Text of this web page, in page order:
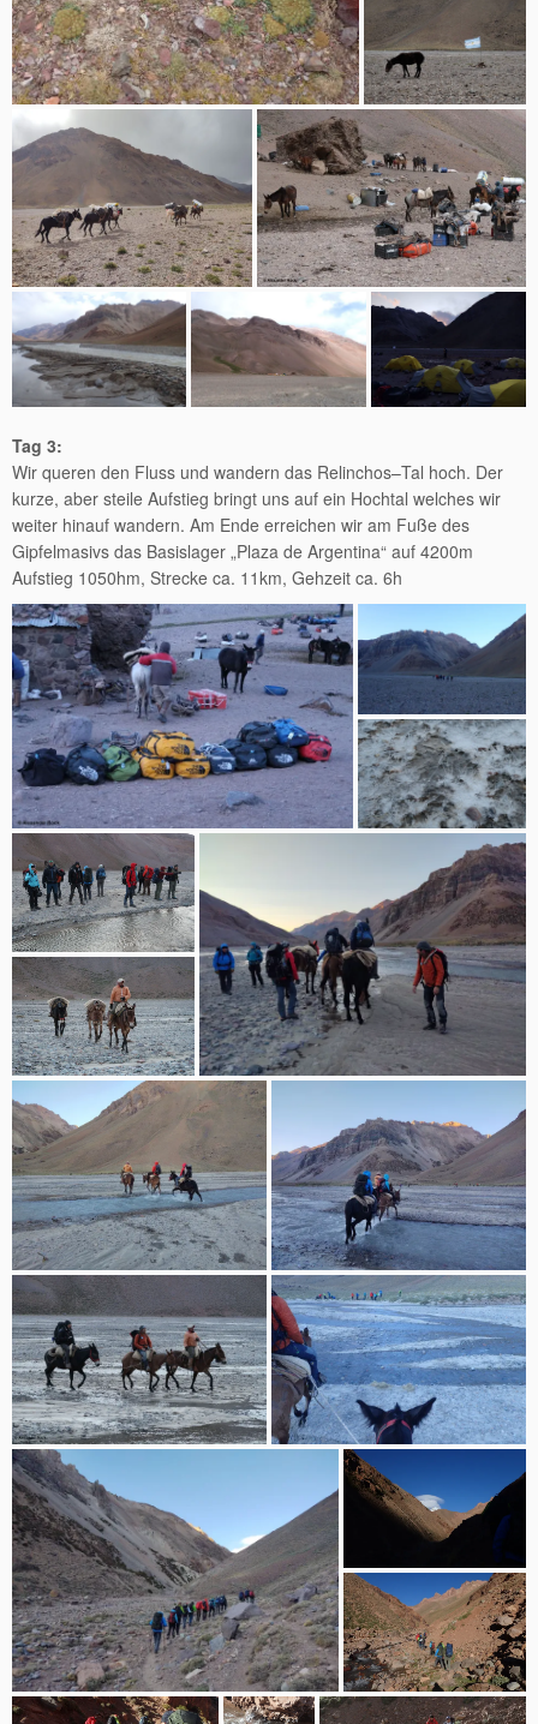
Tag 3:
Wir queren den Fluss und wandern das Relinchos–Tal hoch. Der
kurze, aber steile Aufstieg bringt uns auf ein Hochtal welches wir
weiter hinauf wandern. Am Ende erreichen wir am Fuße des
Gipfelmasivs das Basislager „Plaza de Argentina“ auf 4200m
Aufstieg 1050hm, Strecke ca. 11km, Gehzeit ca. 6h